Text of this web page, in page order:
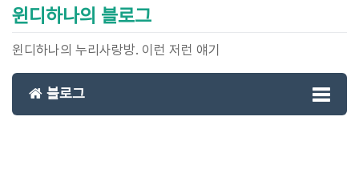
윈디하나의 블로그
윈디하나의 누리사랑방. 이런 저런 얘기
블로그